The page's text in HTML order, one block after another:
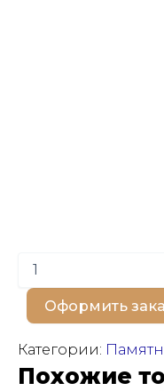
Количество
товара
BP100305
Оформить
Категории:
Похожие